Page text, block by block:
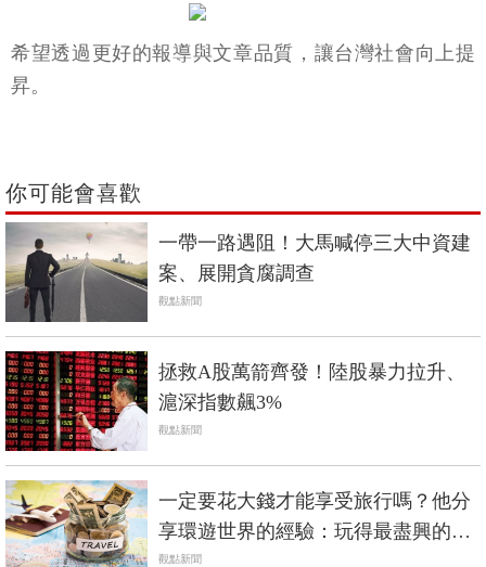
希望透過更好的報導與文章品質，讓台灣社會向上提
昇。
你可能會喜歡
一帶一路遇阻！大馬喊停三大中資建
案、展開貪腐調查
觀點新聞
拯救A股萬箭齊發！陸股暴力拉升、
滬深指數飆3%
觀點新聞
一定要花大錢才能享受旅行嗎？他分
享環遊世界的經驗：玩得最盡興的旅
程，不一定是最花錢的那幾次
觀點新聞